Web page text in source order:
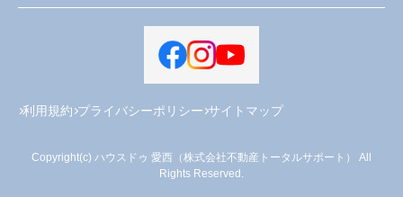
利用規約 プライバシーポリシー サイトマップ
Copyright(c) ハウスドゥ 愛西（株式会社不動産トータルサポート） All
Rights Reserved.